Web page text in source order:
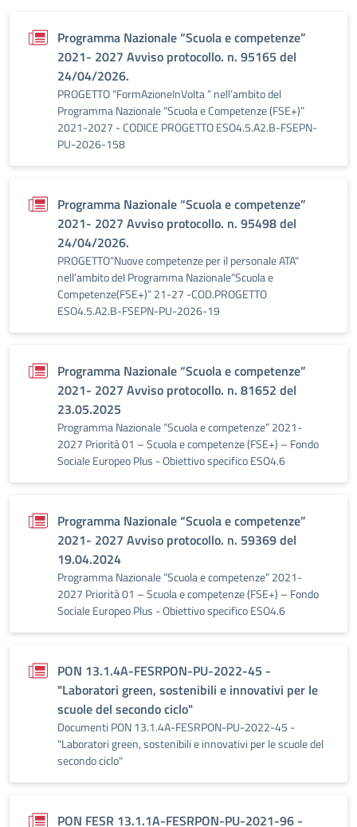
Programma Nazionale “Scuola e competenze”
2021- 2027 Avviso protocollo. n. 95165 del
24/04/2026.
PROGETTO “FormAzioneInVolta ” nell’ambito del
Programma Nazionale “Scuola e Competenze (FSE+)”
2021-2027 - CODICE PROGETTO ESO4.5.A2.B-FSEPN-
PU-2026-158
Programma Nazionale “Scuola e competenze”
2021- 2027 Avviso protocollo. n. 95498 del
24/04/2026.
PROGETTO“Nuove competenze per il personale ATA"
nell’ambito del Programma Nazionale“Scuola e
Competenze(FSE+)” 21-27 -COD.PROGETTO
ESO4.5.A2.B-FSEPN-PU-2026-19
Programma Nazionale “Scuola e competenze”
2021- 2027 Avviso protocollo. n. 81652 del
23.05.2025
Programma Nazionale “Scuola e competenze” 2021-
2027 Priorità 01 – Scuola e competenze (FSE+) – Fondo
Sociale Europeo Plus - Obiettivo specifico ESO4.6
Programma Nazionale “Scuola e competenze”
2021- 2027 Avviso protocollo. n. 59369 del
19.04.2024
Programma Nazionale “Scuola e competenze” 2021-
2027 Priorità 01 – Scuola e competenze (FSE+) – Fondo
Sociale Europeo Plus - Obiettivo specifico ESO4.6
PON 13.1.4A-FESRPON-PU-2022-45 -
"Laboratori green, sostenibili e innovativi per le
scuole del secondo ciclo"
Documenti PON 13.1.4A-FESRPON-PU-2022-45 -
"Laboratori green, sostenibili e innovativi per le scuole del
secondo ciclo"
PON FESR 13.1.1A-FESRPON-PU-2021-96 -